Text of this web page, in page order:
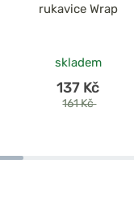
rukavice Wrap
skladem
137 Kč
161 Kč